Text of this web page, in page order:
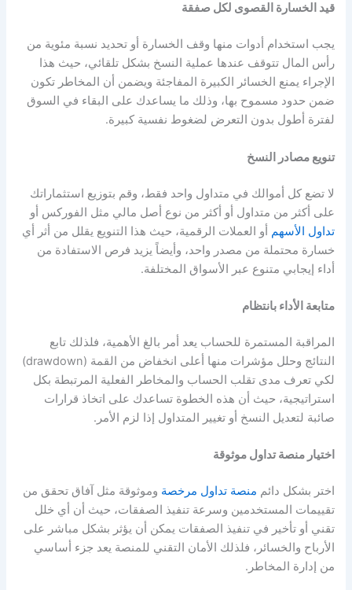
قيد الخسارة القصوى لكل صفقة
يجب استخدام أدوات منها وقف الخسارة أو تحديد نسبة مئوية من
رأس المال تتوقف عندها عملية النسخ بشكل تلقائي، حيث هذا
الإجراء يمنع الخسائر الكبيرة المفاجئة ويضمن أن المخاطر تكون
ضمن حدود مسموح بها، وذلك ما يساعدك على البقاء في السوق
لفترة أطول بدون التعرض لضغوط نفسية كبيرة.
تنويع مصادر النسخ
لا تضع كل أموالك في متداول واحد فقط، وقم بتوزيع استثماراتك
على أكثر من متداول أو أكثر من نوع أصل مالي مثل الفوركس أو
تداول الأسهمأو العملات الرقمية، حيث هذا التنويع يقلل من أثر أي
خسارة محتملة من مصدر واحد، وأيضاً يزيد فرص الاستفادة من
أداء إيجابي متنوع عبر الأسواق المختلفة.
متابعة الأداء بانتظام
المراقبة المستمرة للحساب يعد أمر بالغ الأهمية، فلذلك تابع
النتائج وحلل مؤشرات منها أعلى انخفاض من القمة (drawdown)
لكي تعرف مدى تقلب الحساب والمخاطر الفعلية المرتبطة بكل
استراتيجية، حيث أن هذه الخطوة تساعدك على اتخاذ قرارات
صائبة لتعديل النسخ أو تغيير المتداول إذا لزم الأمر.
اختيار منصة تداول موثوقة
اختر بشكل دائم منصة تداول مرخصةوموثوقة مثل آفاق تحقق من
تقييمات المستخدمين وسرعة تنفيذ الصفقات، حيث أن أي خلل
تقني أو تأخير في تنفيذ الصفقات يمكن أن يؤثر بشكل مباشر على
الأرباح والخسائر، فلذلك الأمان التقني للمنصة يعد جزء أساسي
من إدارة المخاطر.